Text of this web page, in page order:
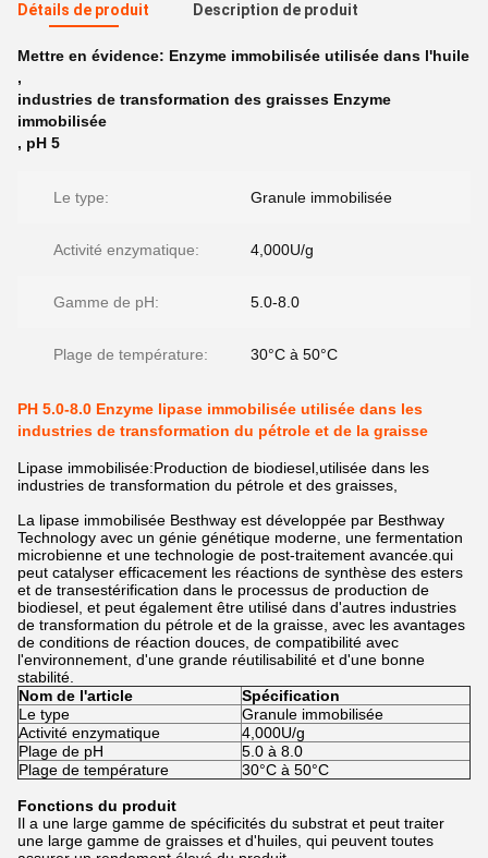
Détails de produit Description de produit
Mettre en évidence: Enzyme immobilisée utilisée dans l'huile
,
industries de transformation des graisses Enzyme
immobilisée
, pH 5
Le type: Granule immobilisée
Activité enzymatique: 4,000U/g
Gamme de pH: 5.0-8.0
Plage de température: 30°C à 50°C
PH 5.0-8.0 Enzyme lipase immobilisée utilisée dans les
industries de transformation du pétrole et de la graisse
Lipase immobilisée:Production de biodiesel,utilisée dans les
industries de transformation du pétrole et des graisses,
La lipase immobilisée Besthway est développée par Besthway
Technology avec un génie génétique moderne, une fermentation
microbienne et une technologie de post-traitement avancée.qui
peut catalyser efficacement les réactions de synthèse des esters
et de transestérification dans le processus de production de
biodiesel, et peut également être utilisé dans d'autres industries
de transformation du pétrole et de la graisse, avec les avantages
de conditions de réaction douces, de compatibilité avec
l'environnement, d'une grande réutilisabilité et d'une bonne
stabilité.
Nom de l'article
Spécification
Le type
Granule immobilisée
Activité enzymatique
4,000U/g
Plage de pH
5.0 à 8.0
Plage de température
30°C à 50°C
Fonctions du produit
Il a une large gamme de spécificités du substrat et peut traiter
une large gamme de graisses et d'huiles, qui peuvent toutes